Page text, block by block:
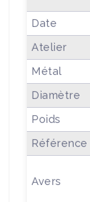
Date
Atelier
Métal
Diamètre
Poids
Référence
Avers